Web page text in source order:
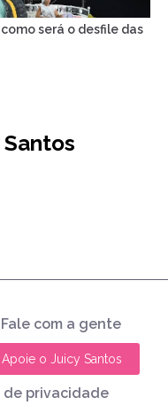
será o desfile das
Fale com a gente
Apoie o Juicy Santos
de privacidade